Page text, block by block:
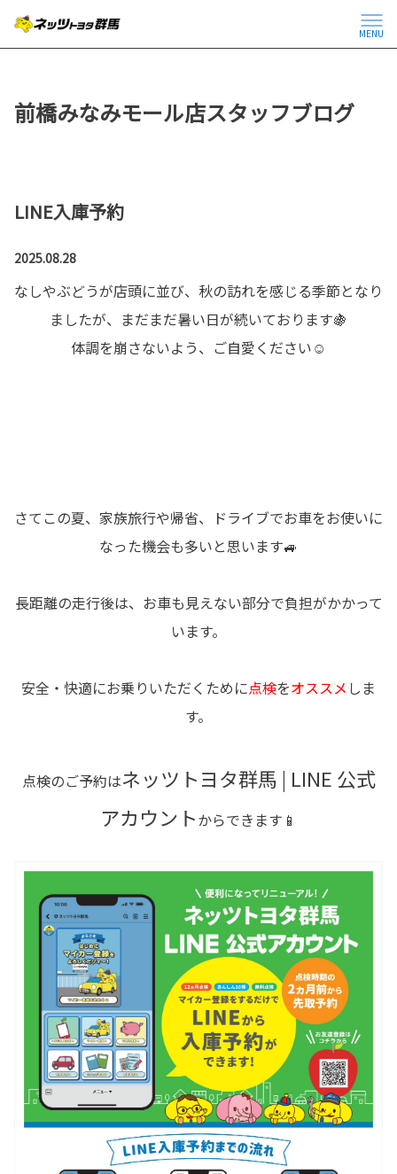
MENU
前橋みなみモール店スタッフブログ
LINE入庫予約
2025.08.28
なしやぶどうが店頭に並び、秋の訪れを感じる季節となり
ましたが、まだまだ暑い日が続いております🍇
体調を崩さないよう、ご自愛ください☺
さてこの夏、家族旅行や帰省、ドライブでお車をお使いに
なった機会も多いと思います🚙
長距離の走行後は、お車も見えない部分で負担がかかって
います。
安全・快適にお乗りいただくために点検をオススメ しま
す。
点検のご予約はネッツトヨタ群馬 | LINE 公式
アカウントからできます 📱